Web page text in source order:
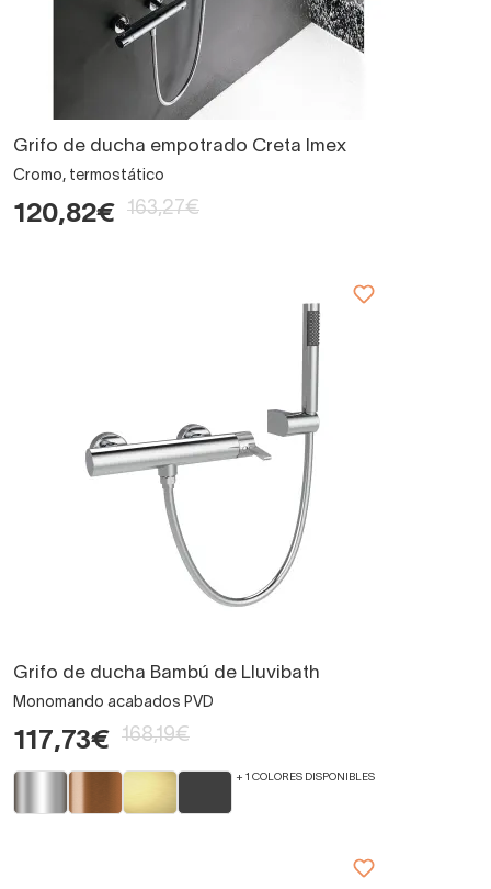
Grifo de ducha empotrado Creta Imex
Cromo, termostático
120,82€ 163,27€
Grifo de ducha Bambú de Lluvibath
Monomando acabados PVD
117,73€ 168,19€
+ 1 COLORES DISPONIBLES